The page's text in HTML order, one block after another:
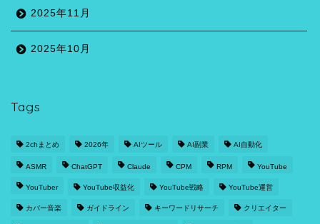
2025年11月
2025年10月
Tags
2chまとめ 2026年 AIツール AI副業 AI自動化
ASMR ChatGPT Claude CPM RPM YouTube
YouTuber YouTube収益化 YouTube戦略 YouTube運営
カバー音楽 ガイドライン キーワードリサーチ クリエイター